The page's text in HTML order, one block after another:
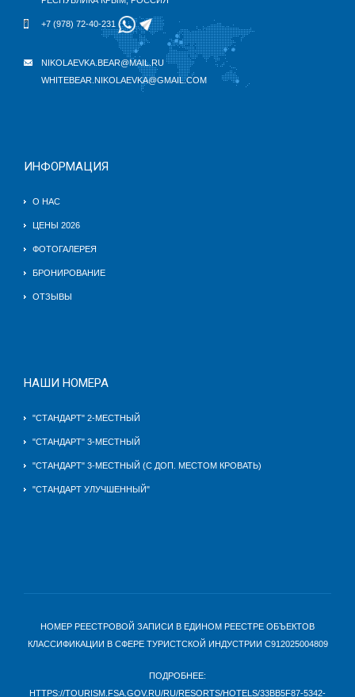
+7 (978) 72-40-231
NIKOLAEVKA.BEAR@MAIL.RU
WHITEBEAR.NIKOLAEVKA@GMAIL.COM
ИНФОРМАЦИЯ
О НАС
ЦЕНЫ 2026
ФОТОГАЛЕРЕЯ
БРОНИРОВАНИЕ
ОТЗЫВЫ
НАШИ НОМЕРА
"СТАНДАРТ" 2-МЕСТНЫЙ
"СТАНДАРТ" 3-МЕСТНЫЙ
"СТАНДАРТ" 3-МЕСТНЫЙ (С ДОП. МЕСТОМ КРОВАТЬ)
"СТАНДАРТ УЛУЧШЕННЫЙ"
НОМЕР РЕЕСТРОВОЙ ЗАПИСИ В ЕДИНОМ РЕЕСТРЕ ОБЪЕКТОВ
КЛАССИФИКАЦИИ В СФЕРЕ ТУРИСТСКОЙ ИНДУСТРИИ С912025004809
ПОДРОБНЕЕ:
HTTPS://TOURISM.FSA.GOV.RU/RU/RESORTS/HOTELS/33BB5F87-5342-